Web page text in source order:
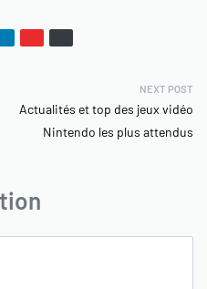
NEXT POST
Actualités et top des jeux vidéo
Nintendo les plus attendus